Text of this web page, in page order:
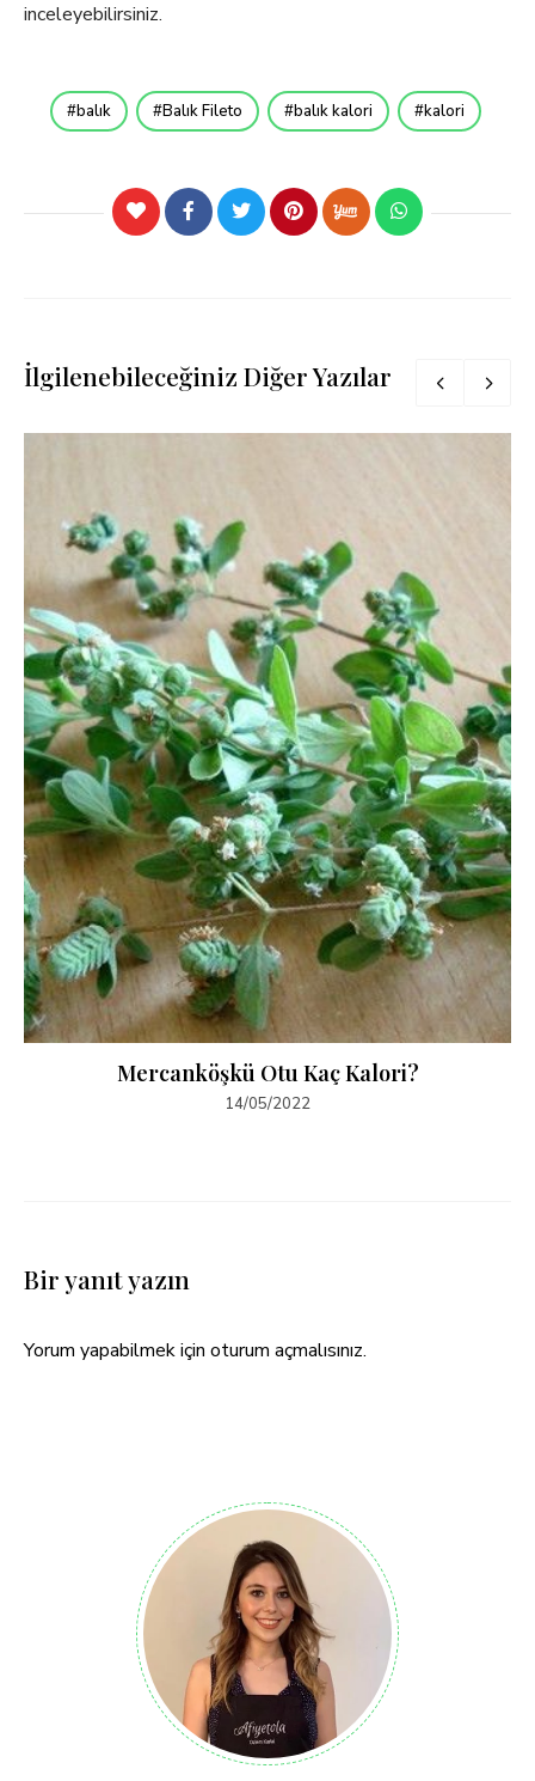
inceleyebilirsiniz.
balık Balık Fileto balık kalori kalori
İlgilenebileceğiniz Diğer Yazılar
Mercanköşkü Otu Kaç Kalori?
14/05/2022
Bir yanıt yazın
Yorum yapabilmek için oturum açmalısınız.